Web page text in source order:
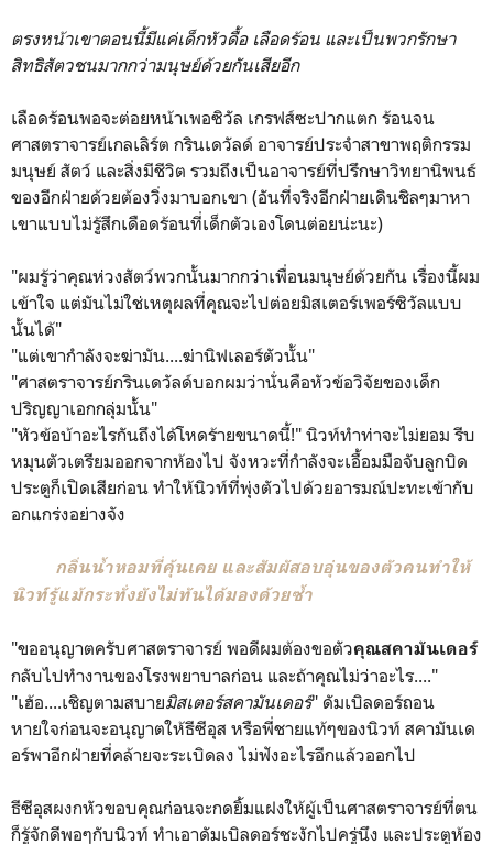
ตรงหน้าเขาตอนนี้มีแค่เด็กหัวดื้อ เลือดร้อน และเป็นพวกรักษา
สิทธิสัตวชนมากกว่ามนุษย์ด้วยกันเสียอีก
เลือดร้อนพอจะต่อยหน้าเพอซิวัล เกรฟส์ซะปากแตก ร้อนจน
ศาสตราจารย์เกลเลิร์ต กรินเดวัลด์ อาจารย์ประจำสาขาพฤติกรรม
มนุษย์ สัตว์ และสิ่งมีชีวิต รวมถึงเป็นอาจารย์ที่ปรึกษาวิทยานิพนธ์
ของอีกฝ่ายด้วยต้องวิ่งมาบอกเขา (อันที่จริงอีกฝ่ายเดินชิลๆมาหา
เขาแบบไม่รู้สึกเดือดร้อนที่เด็กตัวเองโดนต่อยน่ะนะ)
"ผมรู้ว่าคุณห่วงสัตว์พวกนั้นมากกว่าเพื่อนมนุษย์ด้วยกัน เรื่องนี้ผม
เข้าใจ แต่มันไม่ใช่เหตุผลที่คุณจะไปต่อยมิสเตอร์เพอร์ซิวัลแบบ
นั้นได้"
"แต่เขากำลังจะฆ่ามัน....ฆ่านิฟเลอร์ตัวนั้น"
"ศาสตราจารย์กรินเดวัลด์บอกผมว่านั่นคือหัวข้อวิจัยของเด็ก
ปริญญาเอกกลุ่มนั้น"
"หัวข้อบ้าอะไรกันถึงได้โหดร้ายขนาดนี้!" นิวท์ทำท่าจะไม่ยอม รีบ
หมุนตัวเตรียมออกจากห้องไป จังหวะที่กำลังจะเอื้อมมือจับลูกบิด
ประตูก็เปิดเสียก่อน ทำให้นิวท์ที่พุ่งตัวไปด้วยอารมณ์ปะทะเข้ากับ
อกแกร่งอย่างจัง
กลิ่นน้ำหอมที่คุ้นเคย และสัมผัสอบอุ่นของตัวคนทำให้
นิวท์รู้แม้กระทั่งยังไม่ทันได้มองด้วยซ้ำ
"ขออนุญาตครับศาสตราจารย์ พอดีผมต้องขอตัวคุณสคามันเดอร์
กลับไปทำงานของโรงพยาบาลก่อน และถ้าคุณไม่ว่าอะไร...."
"เฮ้อ....เชิญตามสบายมิสเตอร์สคามันเดอร์" ดัมเบิลดอร์ถอน
หายใจก่อนจะอนุญาตให้ธีซีอุส หรือพี่ชายแท้ๆของนิวท์ สคามันเด
อร์พาอีกฝ่ายที่คล้ายจะระเบิดลง ไม่ฟังอะไรอีกแล้วออกไป
ธีซีอุสผงกหัวขอบคุณก่อนจะกดยิ้มแฝงให้ผู้เป็นศาสตราจารย์ที่ตน
ก็รู้จักดีพอๆกับนิวท์ ทำเอาดัมเบิลดอร์ชะงักไปครู่นึง และประตูห้อง